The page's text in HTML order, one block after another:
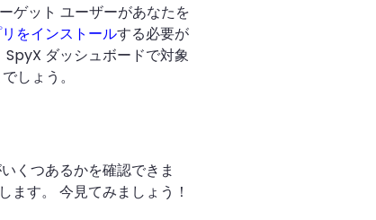
ゲット ユーザーがあなたを
をインストールする必要が
ダッシュボードで対象
しょう。
くつあるかを確認できま
ます。 今見てみましょう！